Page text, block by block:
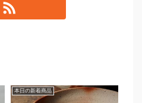
本日の新着商品